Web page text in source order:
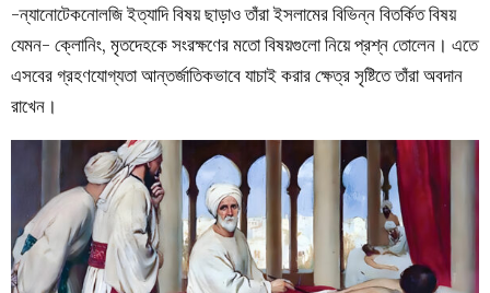
-ন্যানোটেকনোলজি ইত্যাদি বিষয় ছাড়াও তাঁরা ইসলামের বিভিন্ন বিতর্কিত বিষয়
যেমন- ক্লোনিং, মৃতদেহকে সংরক্ষণের মতো বিষয়গুলো নিয়ে প্রশ্ন তোলেন। এতে
এসবের গ্রহণযোগ্যতা আন্তর্জাতিকভাবে যাচাই করার ক্ষেত্র সৃষ্টিতে তাঁরা অবদান
রাখেন।